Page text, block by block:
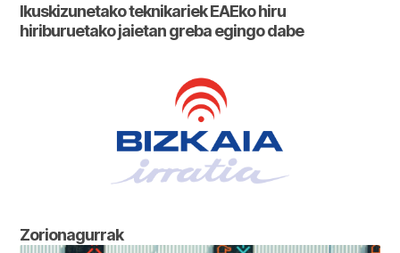
Ikuskizunetako teknikariek EAEko hiru
hiriburuetako jaietan greba egingo dabe
Zorionagurrak